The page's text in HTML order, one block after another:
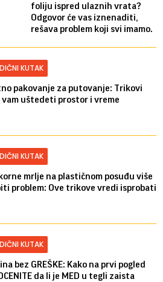
foliju ispred ulaznih vrata?
Odgovor će vas iznenaditi,
rešava problem koji svi imamo.
KUTAK
pakovanje za putovanje: Trikovi
vam uštedeti prostor i vreme
KUTAK
mrlje na plastičnom posuđu više
problem: Ove trikove vredi isprobati
KUTAK
bez GREŠKE: Kako na prvi pogled
da li je MED u tegli zaista